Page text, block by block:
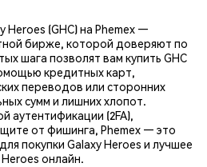
Heroes (GHC) на Phemex —
бирже, которой доверяют по
шага позволят вам купить GHC
кредитных карт,
переводов или сторонних
сумм и лишних хлопот.
аутентификации (2FA),
от фишинга, Phemex — это
покупки Galaxy Heroes и лучшее
онлайн.